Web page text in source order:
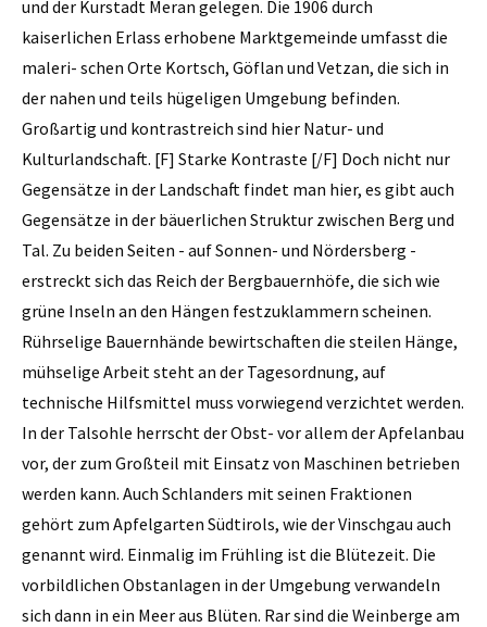
und der Kurstadt Meran gelegen. Die 1906 durch
kaiserlichen Erlass erhobene Marktgemeinde umfasst die
maleri- schen Orte Kortsch, Göflan und Vetzan, die sich in
der nahen und teils hügeligen Umgebung befinden.
Großartig und kontrastreich sind hier Natur- und
Kulturlandschaft. [F] Starke Kontraste [/F] Doch nicht nur
Gegensätze in der Landschaft findet man hier, es gibt auch
Gegensätze in der bäuerlichen Struktur zwischen Berg und
Tal. Zu beiden Seiten - auf Sonnen- und Nördersberg -
erstreckt sich das Reich der Bergbauernhöfe, die sich wie
grüne Inseln an den Hängen festzuklammern scheinen.
Rührselige Bauernhände bewirtschaften die steilen Hänge,
mühselige Arbeit steht an der Tagesordnung, auf
technische Hilfsmittel muss vorwiegend verzichtet werden.
In der Talsohle herrscht der Obst- vor allem der Apfelanbau
vor, der zum Großteil mit Einsatz von Maschinen betrieben
werden kann. Auch Schlanders mit seinen Fraktionen
gehört zum Apfelgarten Südtirols, wie der Vinschgau auch
genannt wird. Einmalig im Frühling ist die Blütezeit. Die
vorbildlichen Obstanlagen in der Umgebung verwandeln
sich dann in ein Meer aus Blüten. Rar sind die Weinberge am